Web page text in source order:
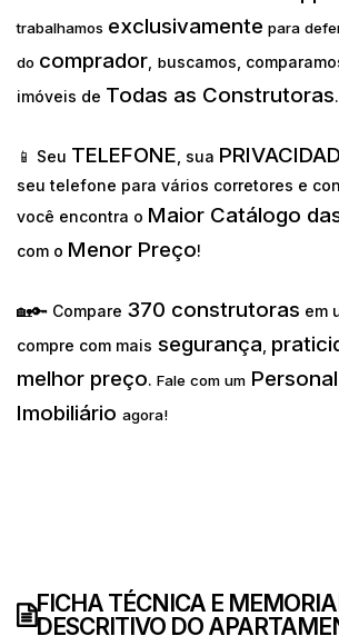
trabalhamos exclusivamente para
do comprador, buscamos,
imóveis de Todas as Construtoras.
📱 Seu TELEFONE , sua
seu telefone para vários corretores e
você encontra o Maior Catálogo
com o Menor Preço!
🏡🔑 Compare 370 construtoras em
compre com mais segurança
melhor preço. Fale com um
Imobiliário agora!
FICHA TÉCNICA E
DESCRITIVO DO